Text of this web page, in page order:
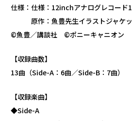
仕様：仕様：12inchアナログレコード
原作：魚豊先生イラストジャケ
©︎魚豊／講談社 ©︎ポニーキャニオン
【収録曲数】
13曲（Side-A：6曲／Side-B：7曲）
【収録楽曲】
◆Side-A